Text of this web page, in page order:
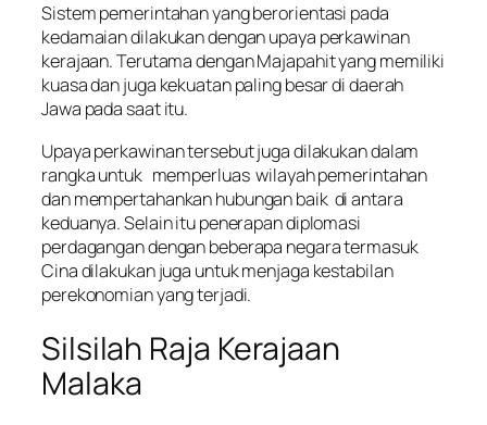
Sistem pemerintahan yang berorientasi pada
kedamaian dilakukan dengan upaya perkawinan
kerajaan. Terutama dengan Majapahit yang memiliki
kuasa dan juga kekuatan paling besar di daerah
Jawa pada saat itu.
Upaya perkawinan tersebut juga dilakukan dalam
rangka untuk memperluas wilayah pemerintahan
dan mempertahankan hubungan baik di antara
keduanya. Selain itu penerapan diplomasi
perdagangan dengan beberapa negara termasuk
Cina dilakukan juga untuk menjaga kestabilan
perekonomian yang terjadi.
Silsilah Raja Kerajaan
Malaka